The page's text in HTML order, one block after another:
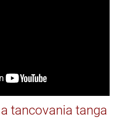
tancovania tanga